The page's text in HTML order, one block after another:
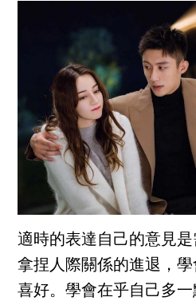
適時的表達自己的意見
拿捏人際關係的進退，
喜好。學會在乎自己多